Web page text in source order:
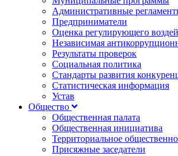
Административные
Предприниматели
Оценка регулирующего
Независимая
Результаты проверок
Социальная политика
Стандарты развития
Статистическая информация
Устав
Общество
Общественная палата
Общественная инициатива
Территориальное
Присяжные заседатели